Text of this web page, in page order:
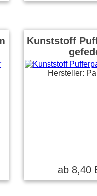
Kunststoff
Hersteller:
ab 8,40